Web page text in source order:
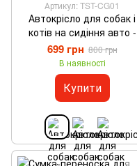
Артикул: TST-CG01
Автокрісло для собак і
котів на сидіння авто -
Чорний
699 грн 800 грн
В наявності
Купити